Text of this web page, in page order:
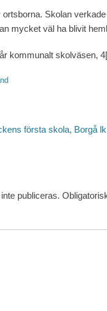
Skolan
mycket väl ha blivit
kommunalt skolväsen,
första skola, Borgå lk
publiceras.